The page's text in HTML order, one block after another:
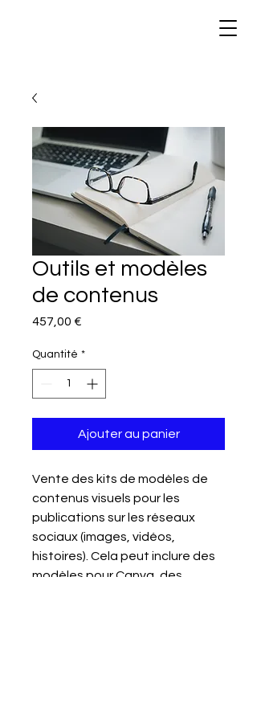
Outils et modèles
de contenus
457,00 €
Quantité *
Ajouter au panier
Vente des kits de modèles de
contenus visuels pour les
publications sur les réseaux
sociaux (images, vidéos,
histoires). Cela peut inclure des
modèles pour Canva, des